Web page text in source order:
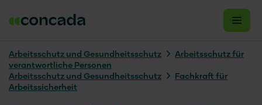
Arbeitsschutz und Gesundheitsschutz
Arbeitsschutz für
verantwortliche Personen
Arbeitsschutz und Gesundheitsschutz
Fachkraft für
Arbeitssicherheit